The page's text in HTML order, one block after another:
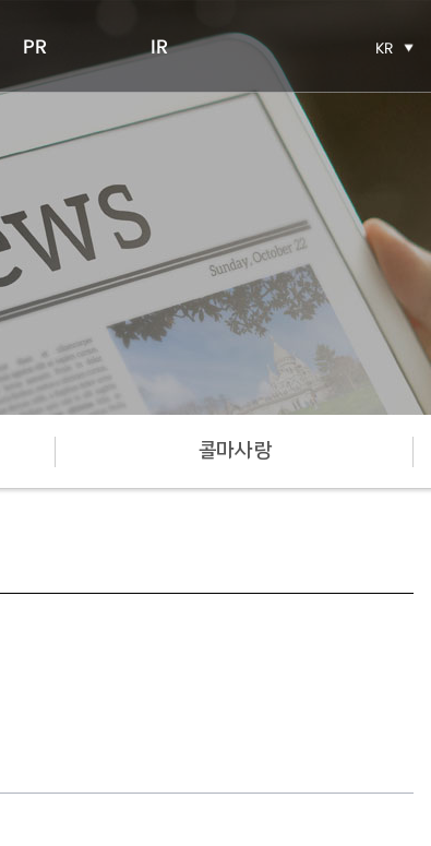
PR IR KR
콜마사랑